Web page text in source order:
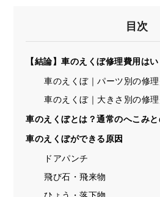
目次
【結論】車のえくぼ修理費用はい
車のえくぼ｜パーツ別の修
車のえくぼ｜大きさ別の修
車のえくぼとは？通常のへこみ
車のえくぼができる原因
ドアパンチ
飛び石・飛来物